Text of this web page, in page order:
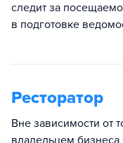
следит за
в подготовке
Ресторатор
Вне зависимости от